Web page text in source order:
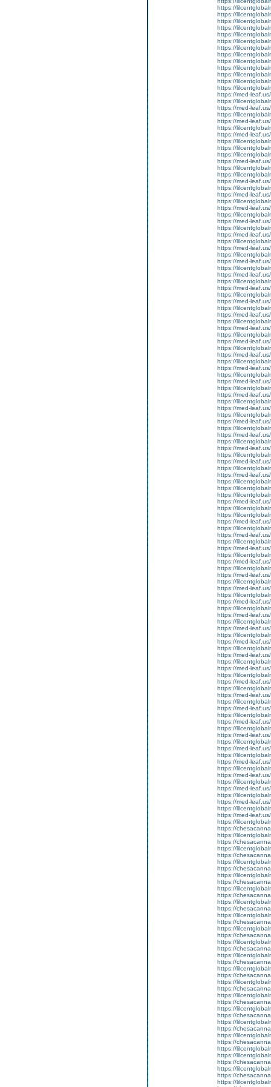
https://
https://
https://
https://
https://
https://
https://
https://
https://
https://
https://
https://
https://
https://med-leaf.us/
https://
https://med-leaf.us/
https://
https://med-leaf.us/
https://
https://med-leaf.us/
https://
https://
https://
https://med-leaf.us/
https://
https://
https://med-leaf.us/
https://
https://med-leaf.us/
https://
https://med-leaf.us/
https://
https://med-leaf.us/
https://
https://med-leaf.us/
https://
https://med-leaf.us/
https://
https://med-leaf.us/
https://
https://med-leaf.us/
https://
https://med-leaf.us/
https://
https://med-leaf.us/
https://
https://med-leaf.us/
https://
https://med-leaf.us/
https://
https://med-leaf.us/
https://
https://med-leaf.us/
https://
https://med-leaf.us/
https://
https://med-leaf.us/
https://
https://med-leaf.us/
https://
https://med-leaf.us/
https://
https://med-leaf.us/
https://
https://med-leaf.us/
https://
https://med-leaf.us/
https://
https://med-leaf.us/
https://
https://med-leaf.us/
https://
https://
https://
https://med-leaf.us/
https://
https://
https://med-leaf.us/
https://
https://med-leaf.us/
https://
https://med-leaf.us/
https://
https://med-leaf.us/
https://
https://med-leaf.us/
https://
https://med-leaf.us/
https://
https://med-leaf.us/
https://
https://med-leaf.us/
https://
https://med-leaf.us/
https://
https://med-leaf.us/
https://
https://med-leaf.us/
https://
https://med-leaf.us/
https://
https://med-leaf.us/
https://
https://med-leaf.us/
https://
https://med-leaf.us/
https://
https://med-leaf.us/
https://
https://med-leaf.us/
https://
https://med-leaf.us/
https://
https://med-leaf.us/
https://
https://med-leaf.us/
https://
https://med-leaf.us/
https://
https://med-leaf.us/
https://
https://med-leaf.us/
https://
https://
https://
https://
https://
https://
https://
https://
https://
https://
https://
https://
https://
https://
https://
https://
https://
https://
https://
https://
https://
https://
https://
https://
https://
https://
https://
https://
https://
https://
https://
https://
https://
https://
https://
https://
https://
https://
https://
https://